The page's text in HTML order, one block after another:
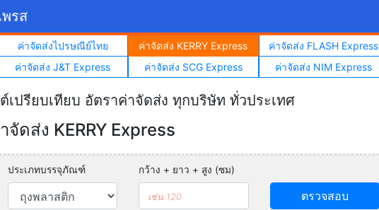
พรส
ค่าจัดส่งไปรษณีย์ไทย ค่าจัดส่ง KERRY Express
ค่าจัดส่ง FLASH Express
ค่าจัดส่ง J&T Express ค่าจัดส่ง SCG Express ค่าจัดส่ง NIM Express
เปรียบเทียบ อัตราค่าจัดส่ง ทุกบริษัท ทั่วประเทศ
ดส่ง KERRY Express
ประเภทบรรจุภัณฑ์ กว้าง + ยาว + สูง (ซม)
ตรวจสอบ